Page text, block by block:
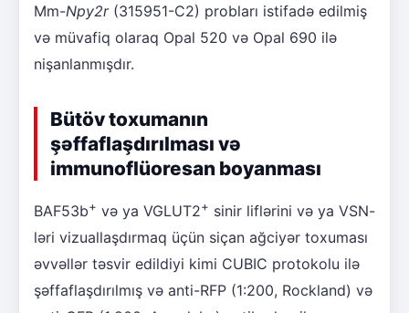
Mm-Npy2r(315951-C2) probları istifadə edilmiş
və müvafiq olaraq Opal 520 və Opal 690 ilə
nişanlanmışdır.
Bütöv toxumanın
şəffaflaşdırılması və
immunoflüoresan boyanması
BAF53b+ və ya VGLUT2+ sinir liflərini və ya VSN-
ləri vizuallaşdırmaq üçün siçan ağciyər toxuması
əvvəllər təsvir edildiyi kimi CUBIC protokolu ilə
şəffaflaşdırılmış və anti-RFP (1:200, Rockland) və